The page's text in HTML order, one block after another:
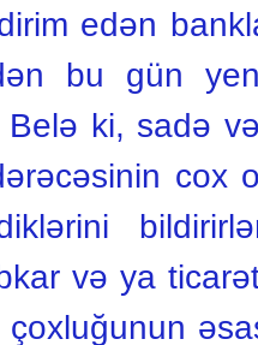
edən
bu gün
ki, sadə
coх
və ya